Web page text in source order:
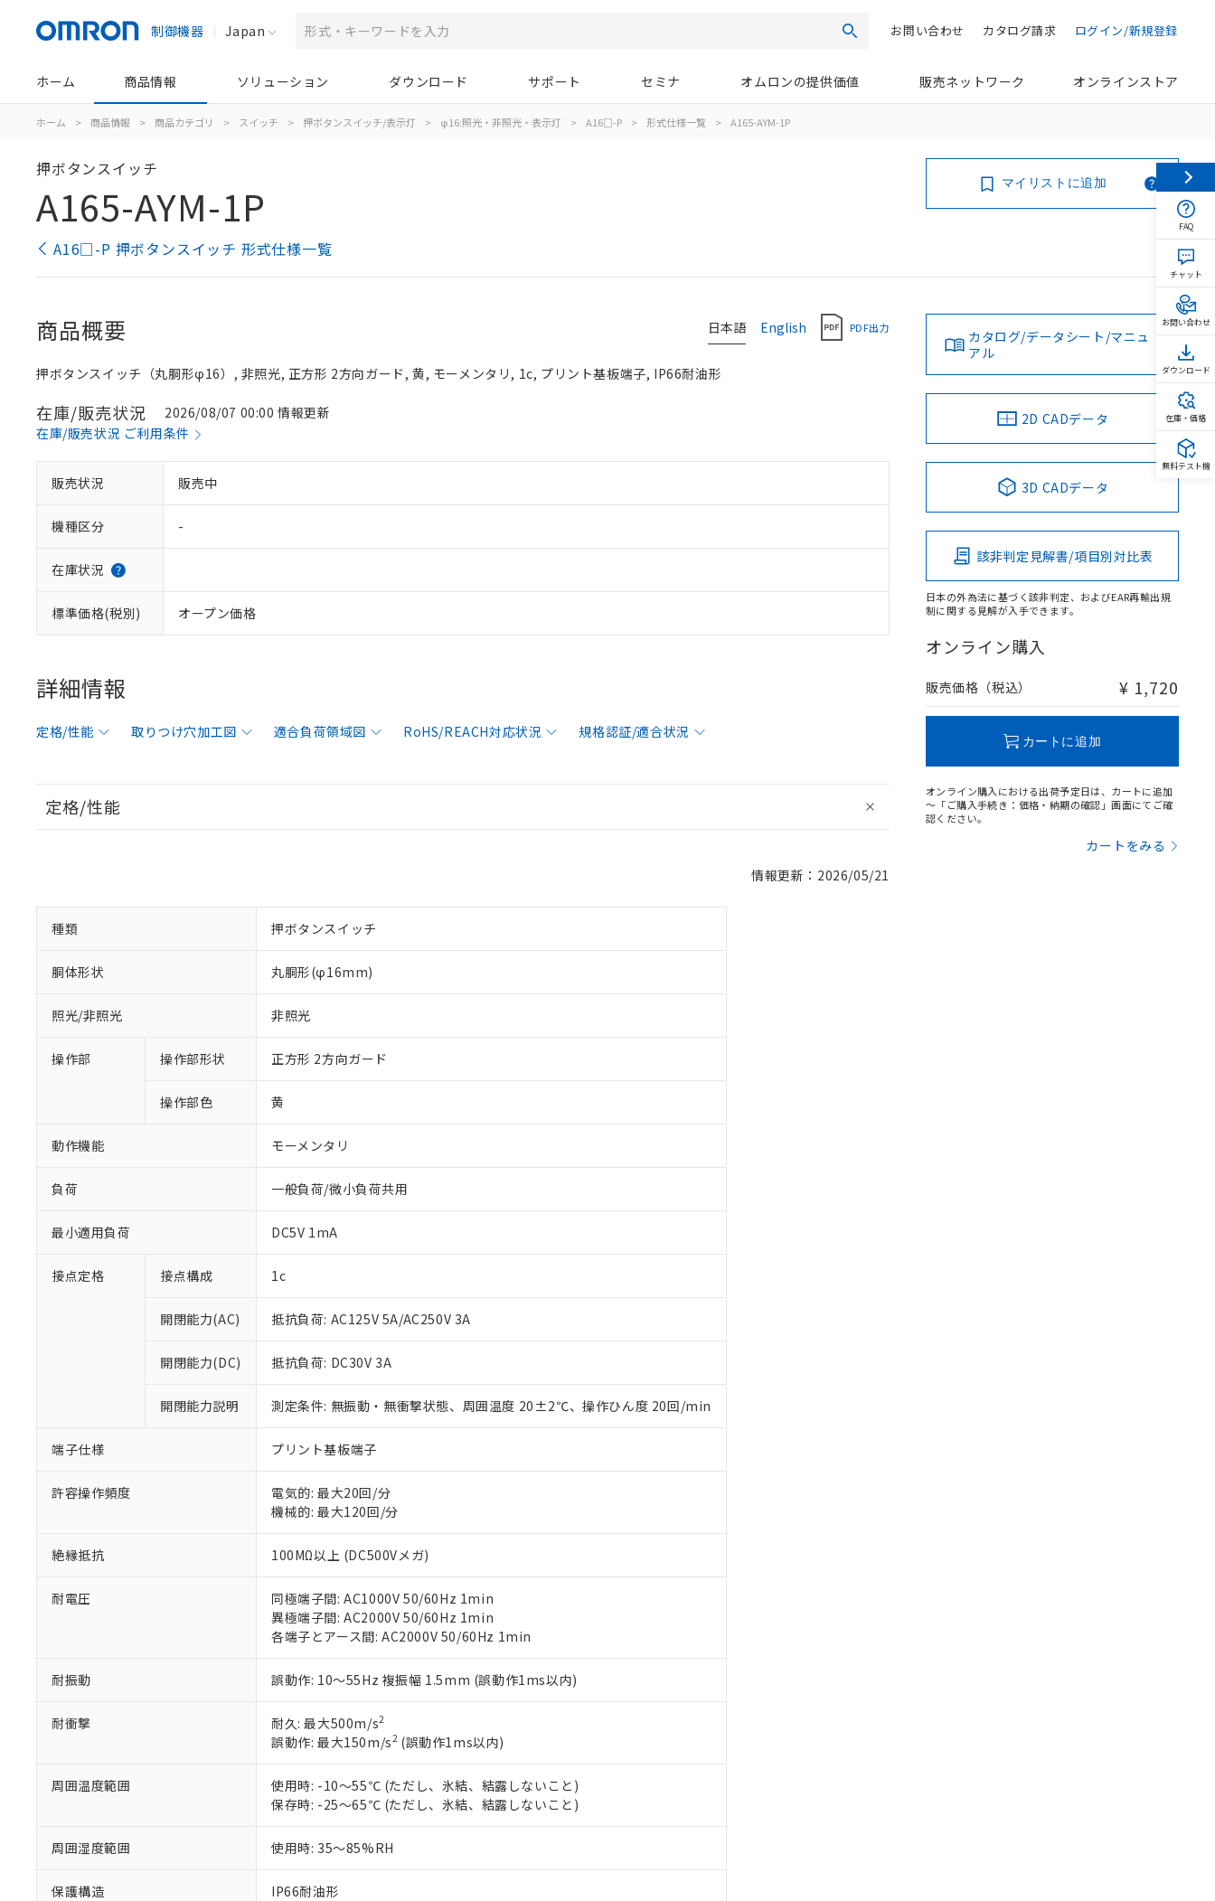
制御機器 Japan 検索 ログイン/新規登録
カタログ請求
お問い合わせ
ホーム 商品情報 ソリューション ダウンロード サポート セミナ オムロンの提供価値 販売ネットワーク オンラインストア
ホーム > 商品情報 > 商品カテゴリ > スイッチ > 押ボタンスイッチ/表示灯 > φ16:照光・非照光・表示灯 > A16□-P > 形式仕様一覧 > A165-AYM-1P
押ボタンスイッチ
A165-AYM-1P
A16□-P 押ボタンスイッチ 形式仕様一覧
マイリストに追加
日本語 English PDF出力
商品概要
押ボタンスイッチ（丸胴形φ16）, 非照光, 正方形 2方向ガード, 黄, モーメンタリ, 1c, プリント基板端子, IP66耐油形
在庫/販売状況
2026/08/07 00:00 情報更新
在庫/販売状況 ご利用条件
販売状況 販売中
機種区分 -
在庫状況
標準価格(税別) オープン価格
詳細情報
定格/性能 取りつけ穴加工図 適合負荷領域図 RoHS/REACH対応状況 規格認証/適合状況
定格/性能
情報更新：2026/05/21
種類 押ボタンスイッチ
胴体形状 丸胴形(φ16mm)
照光/非照光 非照光
操作部 操作部形状 正方形 2方向ガード
操作部色 黄
動作機能 モーメンタリ
負荷 一般負荷/微小負荷共用
最小適用負荷 DC5V 1mA
接点定格 接点構成 1c
開閉能力(AC) 抵抗負荷: AC125V 5A/AC250V 3A
開閉能力(DC) 抵抗負荷: DC30V 3A
開閉能力説明 測定条件: 無振動・無衝撃状態、周囲温度 20±2℃、操作ひん度 20回/min
端子仕様 プリント基板端子
許容操作頻度
電気的: 最大20回/分
機械的: 最大120回/分
絶縁抵抗 100MΩ以上 (DC500Vメガ)
耐電圧
同極端子間: AC1000V 50/60Hz 1min
異極端子間: AC2000V 50/60Hz 1min
各端子とアース間: AC2000V 50/60Hz 1min
耐振動 誤動作: 10～55Hz 複振幅 1.5mm (誤動作1ms以内)
耐衝撃 耐久: 最大500m/s2
誤動作: 最大150m/s2(誤動作1ms以内)
周囲温度範囲
使用時: -10～55℃ (ただし、氷結、結露しないこと)
保存時: -25～65℃ (ただし、氷結、結露しないこと)
周囲湿度範囲 使用時: 35～85%RH
保護構造 IP66耐油形
カタログ/データシート/マニュ
アル
2D CADデータ
3D CADデータ
該非判定見解書/項目別対比表
日本の外為法に基づく該非判定、およびEAR再輸出規
制に関する見解が入手できます。
オンライン購入
販売価格（税込） ¥ 1,720
カートに追加
オンライン購入における出荷予定日は、カートに追加
～「ご購入手続き：価格・納期の確認」画面にてご確
認ください。
カートをみる
ご利用条件
以下の条件をお読みいただき、同意のうえご利用ください。
本サービスは、当社制御機器事業取扱商品の当社在庫状況および標準価格(税抜)を提供させていただ
当社制御機器事業取扱商品の中には、本サービスの対象外となる商品もあることをご了承ください。
在庫状況および標準価格照会結果は、記載している更新日時点での社内データに基づき作成されるも
のであり、閲覧された時点での実際の在庫および標準価格とは異なる場合があることをご了承くださ
い。
正式な納期状況および標準価格はお客様のお取引先、またはお客様担当のオムロン制御機器販売店・
当社販売員にご相談ください。
オムロン制御機器販売店や当社販売拠点は「
在庫状況および標準価格結果を当社の事前の承諾なく第三者に漏洩または開示しないようお願いしま
マイパーツ機能（部品リスト作成サービス）をご利用いただくには、I-Webメンバーズにご登録され
ている必要があります。
お客様が当ウェブサイト上で当社にご登録された部品リストについて、当社および当社の共同利用者
が、当社の製品・サービスに関するお客様との取引・商談に必要な範囲で利用することをご了承くだ
さい。
※当社の共同利用者とは、"個人情報の共同利用に関して"
の「1.共同利用者の範囲」に記載されて
いる法人を指します。
※1 対応状況
対応済み：EU RoHS指令（10物質）の非含有に対応した製品が提供可能な商品です。
対応予定：EU RoHS指令（10物質）の非含有に対応した製品に切り替える予定のある商品です。
対応予定なし：EU RoHS指令（10物質）の非含有に非対応の商品で、対応品を出す予定はありません。
調査・確認中：EU RoHS指令（10物質）の非含有の対応状況を調査中または確認中の商品です。
非該当品：ライセンス料など無形物で、有害物質有無と関係のない商品です。
仕入先様の事情により、非含有部品としていたものが、含有品と判明した場合などやむを得ず変更すること
があります。
*EU RoHS指令（10物質）：
鉛(Pb) 1000ppm以下、 水銀(Hg) 1000ppm以下、 カドミウム(Cd) 100ppm以下、
六価クロム(Cr(Ⅵ)) 1000ppm以下、ポリ臭化ビフェニル類(PBB) 1000ppm以下、ポリ臭化ジフェニルエーテル類(PBDE) 1000ppm以下、
フタル酸ビス(2-エチルヘキシル) (DEHP)(別名：DOP) 1000ppm以下、フタル酸ブチルベンジル（BBP） 1000ppm以下、フタル酸ジブチ
ル（DBP） 1000ppm以下、フタル酸ジイソブチル (DIBP) 1000ppm以下
但し、RoHS指令で産業用監視および制御機器に対する適用除外項目は除く。
フタル酸エステル類の４物質については閾値を超える意図的な使用がないことを確認しています。
※2 対応予定月
下記の非含有証明書をダウンロードすることができます。
EU RoHS指令（10物質）の非含有証明書
51物質の非含有証明書（当社基準）
※本証明書は発行日時点で非含有を証明するもので、過去に遡って非含有を証明するものではありません。
※1 中国RoHS○×表
「○」：最大均質材料含有率が中国RoHSの基準値以下であることを示します。
「×」：最大均質材料含有率が中国RoHSの基準値を超えていることを示します。
「－」：未確認です。当社販売部門へお問い合わせください。
*中国RoHS10物質の基準値 (GB/T26572)：
Cr(Ⅵ)(六価クロム) : 1000ppm、 PBBs(ポリ臭化ビフェニル類) : 1000ppm、 PBDEs(ポリ臭化ジフェニルエーテル類) : 1000ppm、
DBP(フタル酸ジブチル) : 1000ppm、 DIBP(フタル酸ジイソブチル) : 1000ppm、 BBP(フタル酸ブチルベンジル) : 1000ppm、
DEHP(フタル酸ビス(2-エチルヘキシル)) : 1000ppm
※2 環境保護使用期限
「ｅ」：有害物質（10物質）のすべてが基準値以下であることを示します。
「10」：通常の使用状況下において有害物質が外部に漏えいし、環境に深刻な影響を及ぼさない年数を意
当社は、これら貴社製品のうち、外国為替および外国貿易法に定める商品（以下｢規制貨物等」とい
などの必要な手続きをとります。
当社は規制貨物を破棄する場合は、完全に破砕するなど、違法に輸出されないよう必要な手段を講じ
ます。
当社は貴社製品を、核兵器、ミサイル、化学兵器、生物兵器またはその他武器並びにこれらの製造装
置等に一切使用いたしません。
当社は、貴社製品を第三者に販売する場合は、上記1、2および3の内容を当該第三者に通知します。
また当社は、販売先および販売に係わる関係者が違法に輸出するおそれがある場合は、取り引きをい
合意する
記
説明
○ 一定数以上の在庫あり
△ 一定数には満たないが在庫あり
－
在庫なし(最新の在庫状況については、お客様のお取引先、またはお客様担当のオムロン制御
機器販売店・当社販売員にご確認ください)
空
白
受注生産機種、また在庫状況の情報を公開していない機種
FAQ
チャット
お問い合わせ
ダウンロード
在庫・価格
無料テスト機